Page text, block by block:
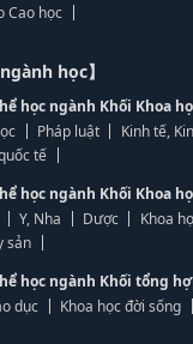
Cao học
học】
học ngành Khối Khoa
Pháp luật
Kinh tế,
tế
học ngành Khối Khoa
Y, Nha Dược
Khoa
sản
học ngành Khối tổng
dục
Khoa học đời sống